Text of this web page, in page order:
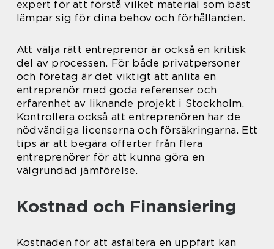
expert för att förstå vilket material som bäst
lämpar sig för dina behov och förhållanden.
Att välja rätt entreprenör är också en kritisk
del av processen. För både privatpersoner
och företag är det viktigt att anlita en
entreprenör med goda referenser och
erfarenhet av liknande projekt i Stockholm.
Kontrollera också att entreprenören har de
nödvändiga licenserna och försäkringarna. Ett
tips är att begära offerter från flera
entreprenörer för att kunna göra en
välgrundad jämförelse.
Kostnad och Finansiering
Kostnaden för att asfaltera en uppfart kan